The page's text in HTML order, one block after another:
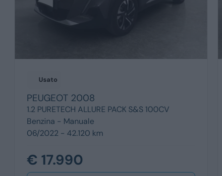
Usato
PEUGEOT 2008
1.2 PURETECH ALLURE PACK S&S 100CV
Benzina - Manuale
06/2022 - 42.120 km
€ 17.990